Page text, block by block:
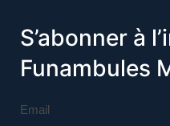
S’abonner à
Funambules
Email